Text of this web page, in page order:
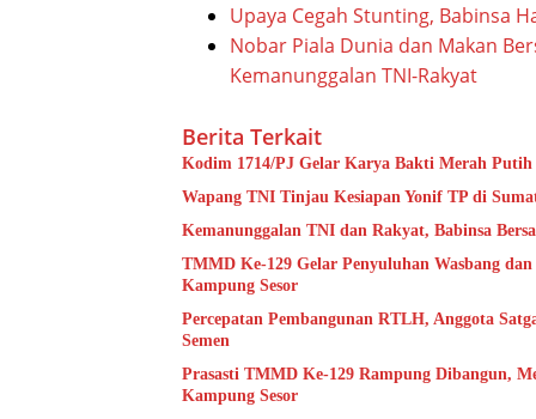
Upaya Cegah Stunting, Babinsa
Nobar Piala Dunia dan Makan
Kemanunggalan TNI-Rakyat
Berita Terkait
Kodim 1714/PJ Gelar Karya Bakti Merah
Wapang TNI Tinjau Kesiapan Yonif TP di
Kemanunggalan TNI dan Rakyat, Babinsa
TMMD Ke-129 Gelar Penyuluhan Wasbang
Kampung Sesor
Percepatan Pembangunan RTLH, Anggota
Semen
Prasasti TMMD Ke-129 Rampung Dibangun,
Kampung Sesor